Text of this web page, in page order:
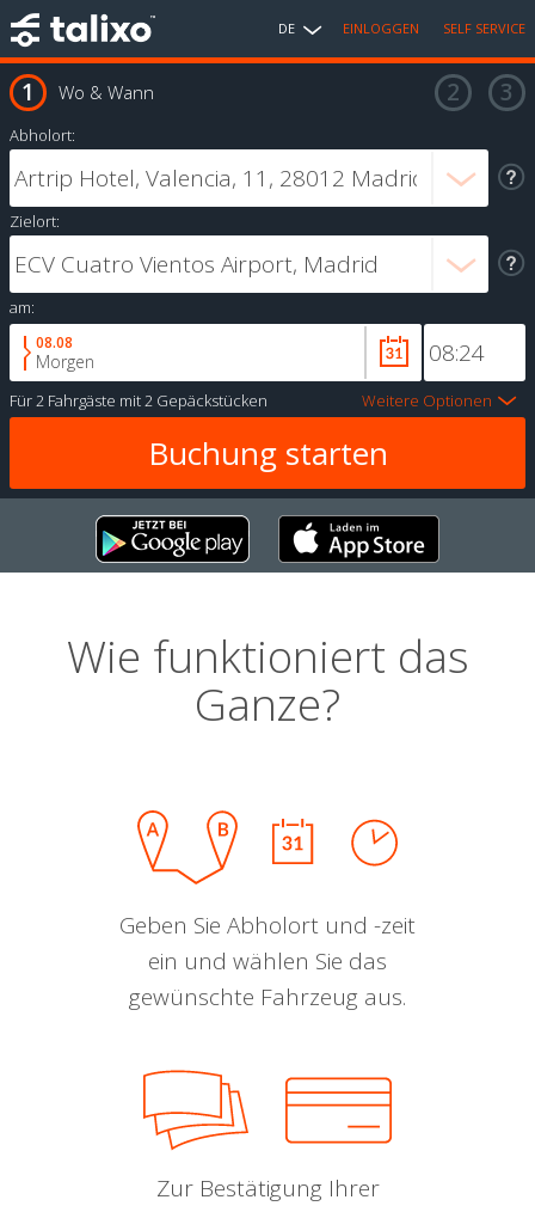
DE EINLOGGEN SELF SERVICE
Wo & Wann
Abholort:
Zielort:
am:
08.08
Morgen
Für2 Fahrgäste mit2 Gepäckstücken Weitere Optionen
Wie funktioniert das
Ganze?
Geben Sie Abholort und -zeit
ein und wählen Sie das
gewünschte Fahrzeug aus.
Zur Bestätigung Ihrer